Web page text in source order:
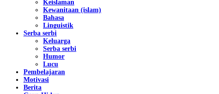
Keislaman
Kewanitaan (islam)
Bahasa
Linguistik
Serba serbi
Keluarga
Serba serbi
Humor
Lucu
Pembelajaran
Motivasi
Berita